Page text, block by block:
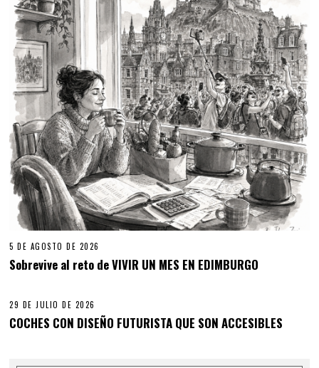
5 DE AGOSTO DE 2026
Sobrevive al reto de VIVIR UN MES EN EDIMBURGO
29 DE JULIO DE 2026
COCHES CON DISEÑO FUTURISTA QUE SON ACCESIBLES